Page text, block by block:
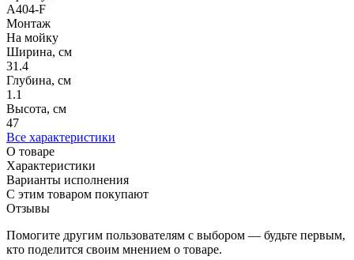
A404-F
Монтаж
На мойку
Ширина, см
31.4
Глубина, см
1.1
Высота, см
47
Все характеристики
О товаре
Характеристики
Варианты исполнения
С этим товаром покупают
Отзывы
Помогите другим пользователям с выбором — будьте первым,
кто поделится своим мнением о товаре.